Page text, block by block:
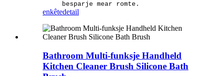
besparje mear romte.
enkêtedetail
Bathroom Multi-funksje Handheld
Kitchen Cleaner Brush Silicone Bath